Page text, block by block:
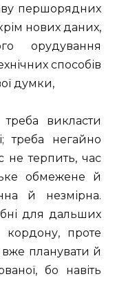
першорядних
нових даних,
орудування
способів
думки,
викласти
треба негайно
не терпить, час
обмежене й
й незмірна.
для дальших
проте
планувати й
бо навіть